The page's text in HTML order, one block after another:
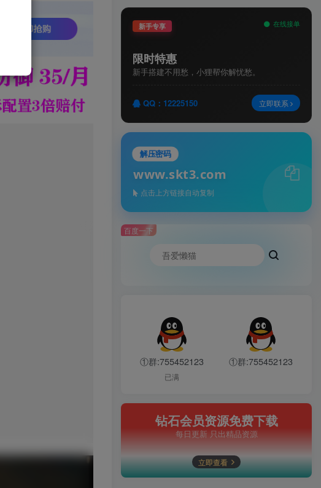
新手专享 在线接单
限时特惠
新手搭建不用愁，小狸帮你解忧愁。
QQ：12225150 立即联系
解压密码
www.skt3.com
点击上方链接自动复制
百度一下
①群:755452123
已满
①群:755452123
钻石会员资源免费下载
每日更新 只出精品资源
立即查看